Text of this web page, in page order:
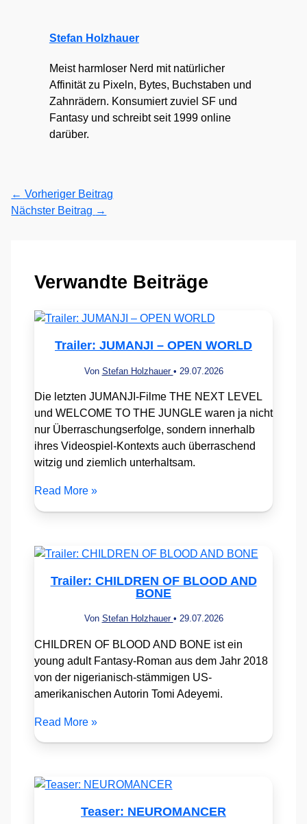
Stefan Holzhauer
Meist harmloser Nerd mit natürlicher
Affinität zu Pixeln, Bytes, Buchstaben und
Zahnrädern. Konsumiert zuviel SF und
Fantasy und schreibt seit 1999 online
darüber.
← Vorheriger Beitrag
Nächster Beitrag →
Verwandte Beiträge
Trailer: JUMANJI – OPEN WORLD
Von Stefan Holzhauer • 29.07.2026
Die letzten JUMANJI-Filme THE NEXT LEVEL
und WELCOME TO THE JUNGLE waren ja nicht
nur Überraschungserfolge, sondern innerhalb
ihres Videospiel-Kontexts auch überraschend
witzig und ziemlich unterhaltsam.
Read More »
Trailer: CHILDREN OF BLOOD AND
BONE
Von Stefan Holzhauer • 29.07.2026
CHILDREN OF BLOOD AND BONE ist ein
young adult Fantasy-Roman aus dem Jahr 2018
von der nigerianisch-stämmigen US-
amerikanischen Autorin Tomi Adeyemi.
Read More »
Teaser: NEUROMANCER